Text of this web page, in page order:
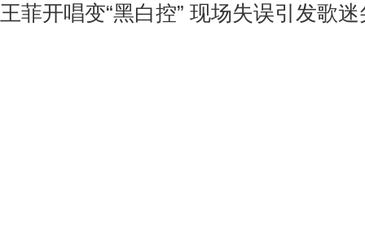
王菲开唱变“黑白控” 现场失误引发歌